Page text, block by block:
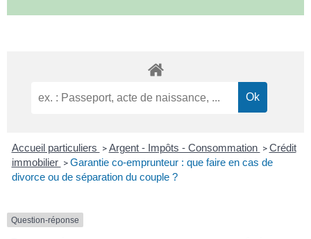
Accueil particuliers > Argent - Impôts - Consommation > Crédit
immobilier > Garantie co-emprunteur : que faire en cas de
divorce ou de séparation du couple ?
Question-réponse